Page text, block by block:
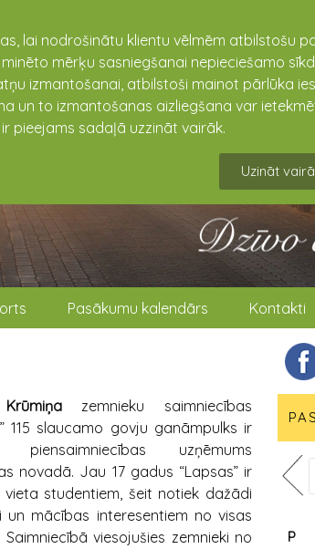
lai nodrošinātu klientu vēlmēm atbilstošu
mērķu sasniegšanai nepieciešamo
izmantošanai, atbilstoši mainot pārlūka
un to izmantošanas aizliegšana var
pieejams sadaļā uzzināt vairāk.
Uzināt
Pasākumu kalendārs Kontakti
zemnieku saimniecības
115 slaucamo govju ganāmpulks ir
piensaimniecības uzņēmums
novadā. Jau 17 gadus “Lapsas” ir
vieta studentiem, šeit notiek dažādi
un mācības interesentiem no visas
Saimniecībā viesojušies zemnieki no
P